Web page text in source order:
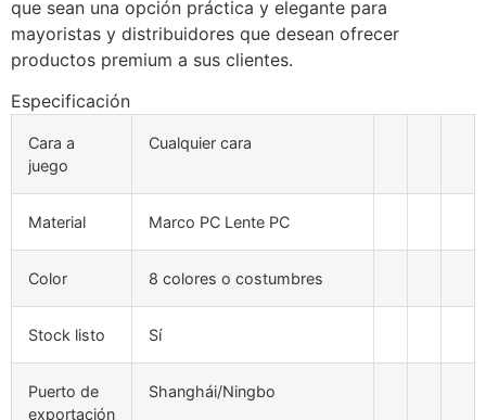
que sean una opción práctica y elegante para
mayoristas y distribuidores que desean ofrecer
productos premium a sus clientes.
Especificación
Cara a
juego
Cualquier cara
Material Marco PC Lente PC
Color 8 colores o costumbres
Stock listo Sí
Puerto de
exportación
Shanghái/Ningbo